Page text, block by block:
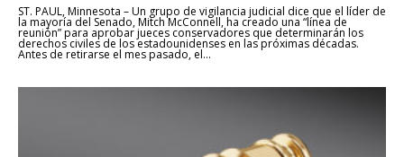
ST. PAUL, Minnesota – Un grupo de vigilancia judicial dice que el líder de
la mayoría del Senado, Mitch McConnell, ha creado una “línea de
reunión” para aprobar jueces conservadores que determinarán los
derechos civiles de los estadounidenses en las próximas décadas.
Antes de retirarse el mes pasado, el...